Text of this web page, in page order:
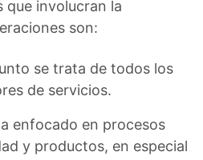
que involucran la
son:
se trata de todos los
de servicios.
enfocado en procesos
y productos, en especial